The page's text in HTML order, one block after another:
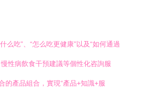
么吃”、“怎么吃更健康”以及“如何通過
性病飲食干預建議等個性化咨詢服
的產品組合，實現“產品+知識+服